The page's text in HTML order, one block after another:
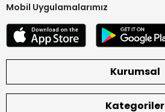
Mobil Uygulamalarımız
Kurumsal
Kategoriler